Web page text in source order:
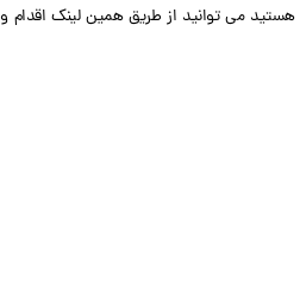
هستید می توانید از طریق همین لینک اقدام و